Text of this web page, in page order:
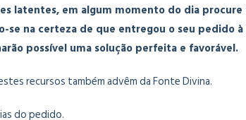
latentes, em algum momento do dia
se na certeza de que entregou o seu pedido
possível uma solução perfeita e favorável.
recursos também advêm da Fonte Divina.
do pedido.